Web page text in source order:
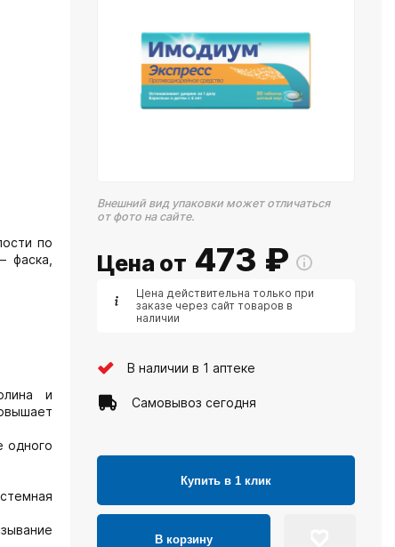
по
фаска,
и
одного
Внешний вид упаковки может отличаться
от фото на сайте.
Цена от 473 ₽
Цена действительна только при
заказе через сайт товаров в
наличии
В наличии в 1 аптеке
Самовывоз сегодня
Купить в 1 клик
В корзину